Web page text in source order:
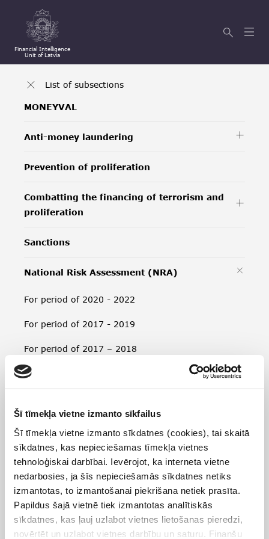
Šī tīmekļa vietne izmanto sīkfailus
Šī tīmekļa vietne izmanto sīkdatnes (cookies), tai skaitā
sīkdatnes, kas nepieciešamas tīmekļa vietnes
tehnoloģiskai darbībai. Ievērojot, ka interneta vietne
nedarbosies, ja šīs nepieciešamās sīkdatnes netiks
izmantotas, to izmantošanai piekrišana netiek prasīta.
Papildus šajā vietnē tiek izmantotas analītiskās
sīkdatnes, kas ļauj uzlabot vietnes lietošanas pieredzi,
novērtēt un uzlabot vietnes darbību un saturu. Finanšu
Financial Intelligence
Unit of Latvia
List of subsections
MONEYVAL
Anti-money laundering
Prevention of proliferation
Combatting the financing of terrorism and
proliferation
Sanctions
National Risk Assessment (NRA)
For period of 2020 - 2022
For period of 2017 - 2019
For period of 2017 – 2018
For period of 2013 – 2016
Public-private partnership
AML/CFT policies, laws and regulations
Strategic analysis and guidelines